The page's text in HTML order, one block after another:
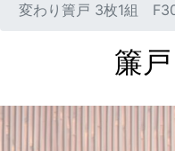
変わり簀戸 3枚1組
簾